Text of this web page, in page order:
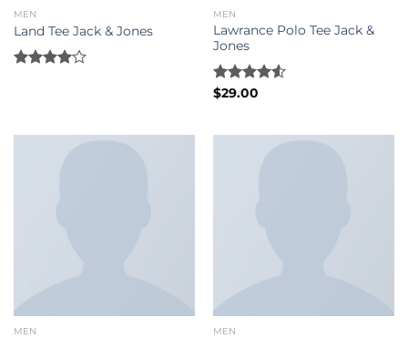
MEN
Land Tee Jack & Jones
MEN
Lawrance Polo Tee Jack &
Jones
Rated
$29.00
MEN MEN